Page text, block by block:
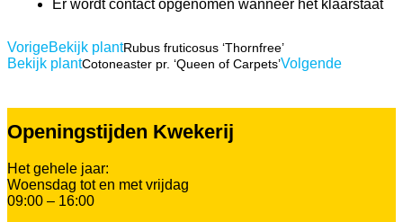
Er wordt contact opgenomen wanneer het klaarstaat
VorigeBekijk plantRubus fruticosus ‘Thornfree’
Bekijk plantCotoneaster pr. ‘Queen of Carpets’Volgende
Openingstijden Kwekerij
Het gehele jaar:
Woensdag tot en met vrijdag
09:00 – 16:00